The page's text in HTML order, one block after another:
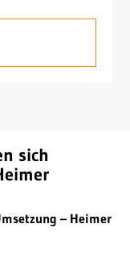
sich
– Heimer